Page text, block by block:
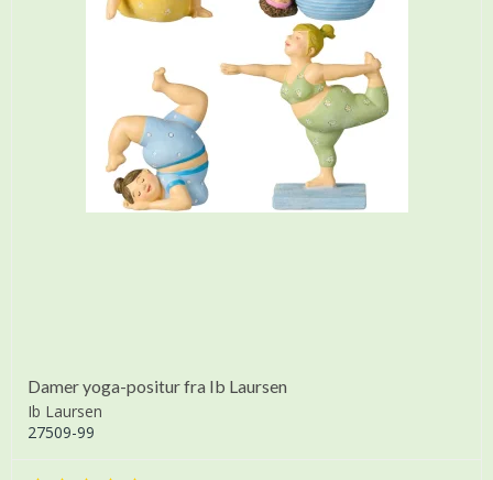
Damer yoga-positur fra Ib Laursen
Ib Laursen
27509-99